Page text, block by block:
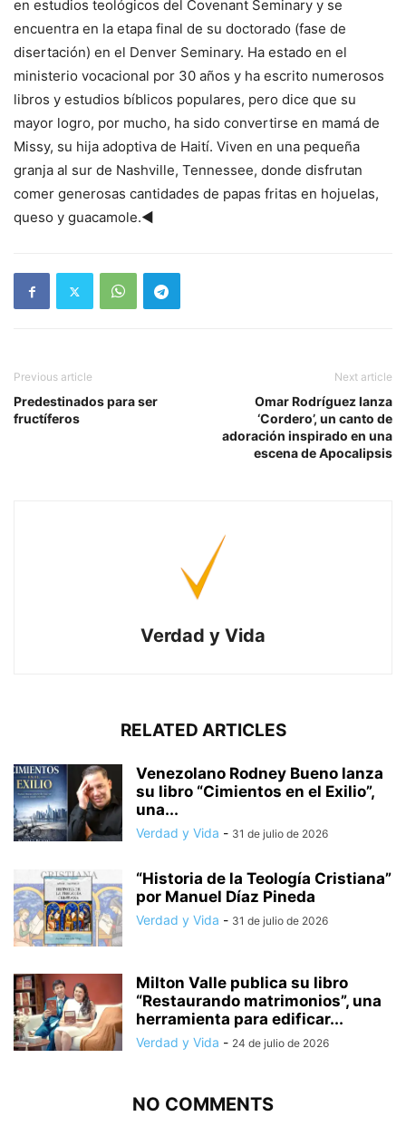
en estudios teológicos del Covenant Seminary y se
encuentra en la etapa final de su doctorado (fase de
disertación) en el Denver Seminary. Ha estado en el
ministerio vocacional por 30 años y ha escrito numerosos
libros y estudios bíblicos populares, pero dice que su
mayor logro, por mucho, ha sido convertirse en mamá de
Missy, su hija adoptiva de Haití. Viven en una pequeña
granja al sur de Nashville, Tennessee, donde disfrutan
comer generosas cantidades de papas fritas en hojuelas,
queso y guacamole.◄
Previous article
Predestinados para ser
fructíferos
Next article
Omar Rodríguez lanza
‘Cordero’, un canto de
adoración inspirado en una
escena de Apocalipsis
Verdad y Vida
RELATED ARTICLES
Venezolano Rodney Bueno lanza
su libro “Cimientos en el Exilio”,
una...
Verdad y Vida - 31 de julio de 2026
“Historia de la Teología Cristiana”
por Manuel Díaz Pineda
Verdad y Vida - 31 de julio de 2026
Milton Valle publica su libro
“Restaurando matrimonios”, una
herramienta para edificar...
Verdad y Vida - 24 de julio de 2026
NO COMMENTS